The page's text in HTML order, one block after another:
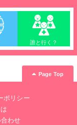
誰と行く？
Page Top
ポリシー
わせ